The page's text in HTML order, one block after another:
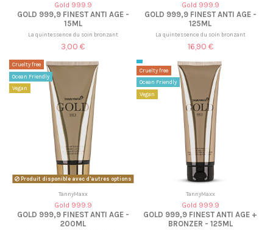
Gold 999.9
GOLD 999,9 FINEST ANTI AGE -
15ML
La quintessence du soin bronzant
3,00 €
Gold 999.9
GOLD 999,9 FINEST ANTI AGE -
125ML
La quintessence du soin bronzant
16,90 €
Cruelty free
Ocean Friendly
Vegan
Produit disponible avec d'autres options
TannyMaxx
Gold 999.9
GOLD 999,9 FINEST ANTI AGE -
200ML
Cruelty free
Ocean Friendly
Vegan
TannyMaxx
Gold 999.9
GOLD 999,9 FINEST ANTI AGE +
BRONZER - 125ML